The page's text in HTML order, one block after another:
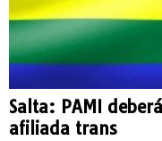
Salta: PAMI
afiliada trans